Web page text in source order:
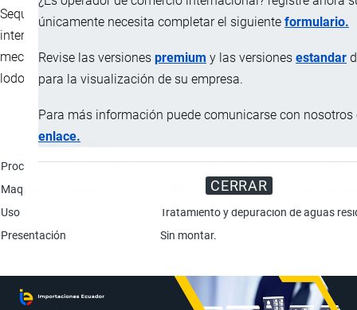
únicamente necesita completar el siguiente formulario.
Revise las versiones premium y las versiones estandar
para la visualización de su empresa.
Para más información puede comunicarse con nosotros
enlace.
CERRAR
Sequencing Batch Reactor), el cual opera en régimen aeróbico e
intermitente, el sistema incluye, además, pretratamientos físico-
mecánicos, así como un proceso avanzado de tratamiento de
lodos.
Característica
Procesos del tren de depuraciónPretratamiento; Clarificación primaria
Maquinaría y aparatos
Criba de tornillo; Criba rotatoria;
Uso
Tratamiento y depuración de aguas
Presentación
Sin montar.